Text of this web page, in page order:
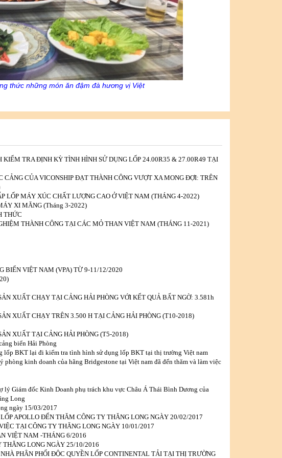
thức những món ăn đậm đà hương vị Việt
TRA ĐỊNH KỲ TÌNH HÌNH SỬ DỤNG LỐP 24.00R35 & 27.00R49 TẠI
CỦA VICONSHIP ĐẠT THÀNH CÔNG VƯỢT XA MONG ĐỢI: TRÊN
LỐP MÁY XÚC CHẤT LƯỢNG CAO Ở VIỆT NAM (THÁNG 4-2022)
XI MĂNG (Tháng 3-2022)
THỨC
THÀNH CÔNG TẠI CÁC MỎ THAN VIỆT NAM (THÁNG 11-2021)
BIỂN VIỆT NAM (VPA) TỪ 9-11/12/2020
XUẤT CHẠY TẠI CẢNG HẢI PHÒNG VỚI KẾT QUẢ BẤT NGỜ: 3.581h
XUẤT CHẠY TRÊN 3.500 H TẠI CẢNG HẢI PHÒNG (T10-2018)
XUẤT TẠI CẢNG HẢI PHÒNG (T5-2018)
biển Hải Phòng
lốp BKT lại đi kiểm tra tình hình sử dụng lốp BKT tại thị trường Việt nam
kinh doanh của hãng Bridgestone tại Việt nam đã đến thăm và làm việc
Giám đốc Kinh Doanh phụ trách khu vực Châu Á Thái Bình Dương của
Long
ngày 15/03/2017
APOLLO ĐẾN THĂM CÔNG TY THĂNG LONG NGÀY 20/02/2017
TẠI CÔNG TY THĂNG LONG NGÀY 10/01/2017
VIỆT NAM -THÁNG 6/2016
LONG NGÀY 25/10/2016
PHÂN PHỐI ĐỘC QUYỀN LỐP CONTINENTAL TẢI TẠI THỊ TRƯỜNG